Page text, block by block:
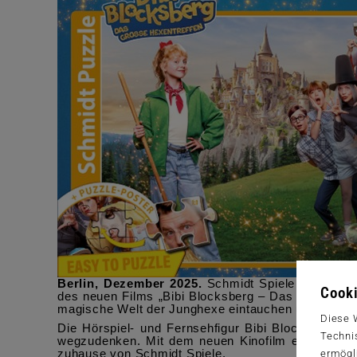
Diese
Berlin, Dezember 2025. Schmidt Spiele
des neuen Films „Bibi Blocksberg – Das große
magische Welt der Junghexe eintauchen und
Die Hörspiel- und Fernsehfigur Bibi Blocksberg
wegzudenken. Mit dem neuen Kinofilm erreicht
zuhause von Schmidt Spiele.